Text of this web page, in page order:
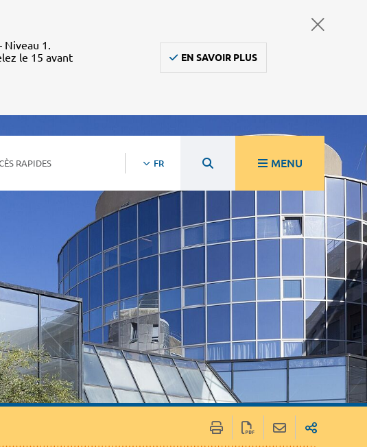
Niveau 1.
le 15 avant
EN SAVOIR PLUS
RAPIDES FR MENU